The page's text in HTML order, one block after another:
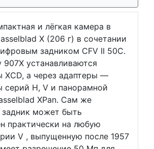
и лёгкая камера в
X (206 г) в сочетании
задником CFV II 50C.
устанавливаются
XCD, а через адаптеры —
серий H, V и панорамной
XPan. Сам же
может быть
практически на любую
V , выпущенную после 1957